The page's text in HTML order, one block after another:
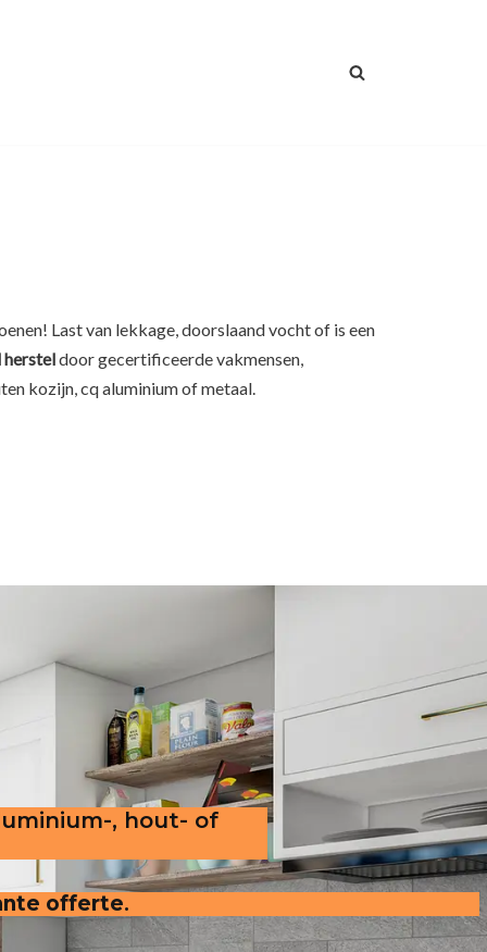
Last van lekkage, doorslaand vocht of is een
hersteldoor gecertificeerde vakmensen,
kozijn, cq aluminium of metaal.
, hout- of
offerte.